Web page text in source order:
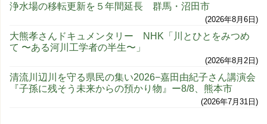
浄水場の移転更新を５年間延長 群馬・沼田市
2026年8月6日
大熊孝さんドキュメンタリー NHK「川とひとをみつめ
て 〜ある河川工学者の半生〜」
2026年8月2日
清流川辺川を守る県民の集い2026−嘉田由紀子さん講演会
『子孫に残そう未来からの預かり物』ー8/8、熊本市
2026年7月31日